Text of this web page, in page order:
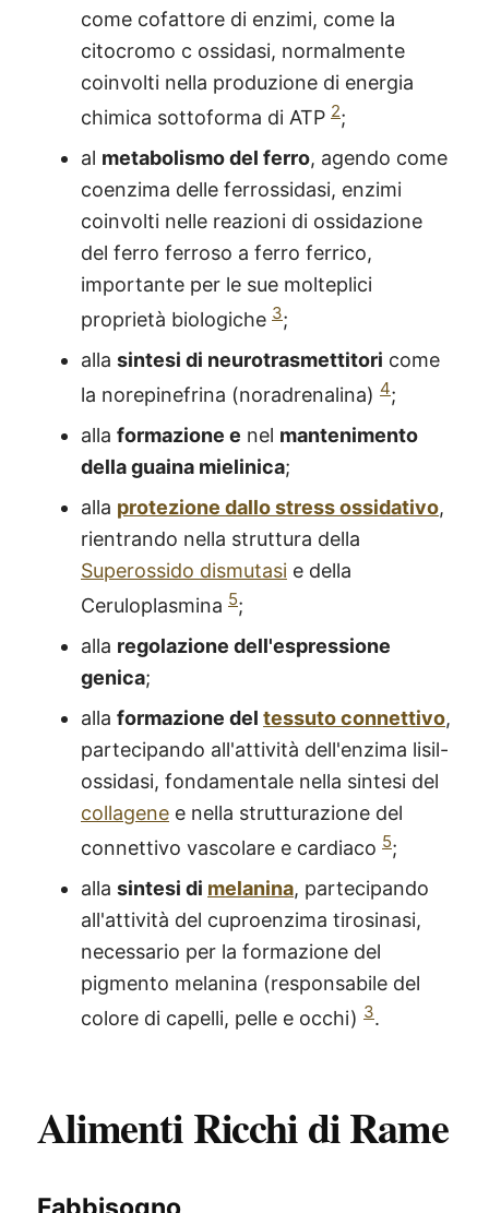
come cofattore di enzimi, come la
citocromo c ossidasi, normalmente
coinvolti nella produzione di energia
chimica sottoforma di ATP 2;
al metabolismo del ferro, agendo come
coenzima delle ferrossidasi, enzimi
coinvolti nelle reazioni di ossidazione
del ferro ferroso a ferro ferrico,
importante per le sue molteplici
proprietà biologiche 3;
alla sintesi di neurotrasmettitori come
la norepinefrina (noradrenalina) 4;
alla formazione e nel mantenimento
della guaina mielinica;
alla protezione dallo stress ossidativo,
rientrando nella struttura della
Superossido dismutasi e della
Ceruloplasmina 5;
alla regolazione dell'espressione
genica;
alla formazione del tessuto connettivo,
partecipando all'attività dell'enzima lisil-
ossidasi, fondamentale nella sintesi del
collagene e nella strutturazione del
connettivo vascolare e cardiaco 5;
alla sintesi di melanina, partecipando
all'attività del cuproenzima tirosinasi,
necessario per la formazione del
pigmento melanina (responsabile del
colore di capelli, pelle e occhi) 3.
Alimenti Ricchi di Rame